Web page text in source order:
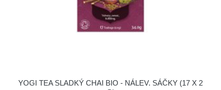
YOGI TEA SLADKÝ CHAI BIO - NÁLEV. SÁČKY (17 X 2